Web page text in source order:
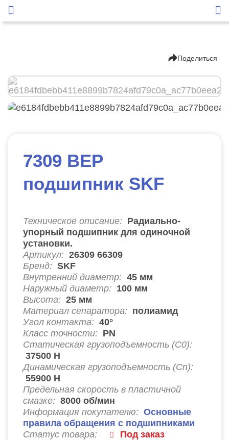
Поделиться
7309 BEP
подшипник SKF
Техническое описание: Радиально-
упорный подшипник для одиночной
установки.
Артикул: 26309 66309
Бренд: SKF
Внутренний диаметр: 45 мм
Наружный диаметр: 100 мм
Высота: 25 мм
Материал сепаратора: полиамид
Угол контакта: 40°
Класс точности: PN
Статическая грузоподъемность (C0):
37500 Н
Динамическая грузоподъемность (Cn):
55900 Н
Предельная скорость в пластичной
смазке: 8000 об/мин
Информация покупателю: Основные
правила обращения с подшипниками
Статус товара:
Под заказ